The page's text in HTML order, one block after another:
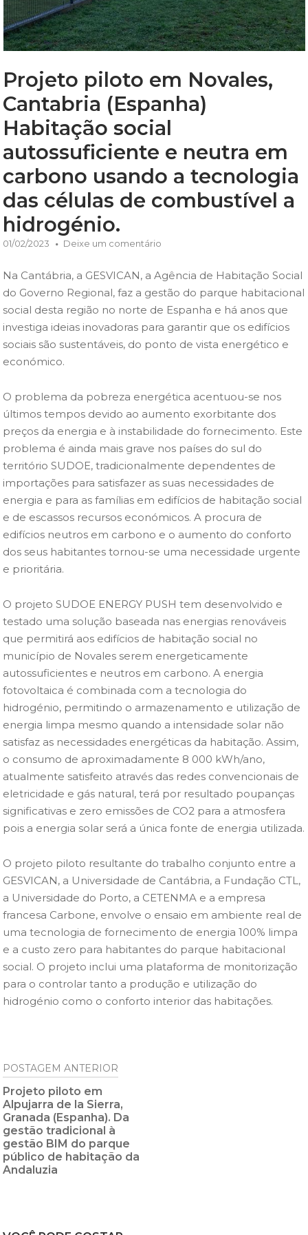
Projeto piloto em Novales,
Cantabria (Espanha)
Habitação social
autossuficiente e neutra em
carbono usando a tecnologia
das células de combustível a
hidrogénio.
01/02/2023 Deixe um comentário
Na Cantábria, a GESVICAN, a Agência de Habitação Social
do Governo Regional, faz a gestão do parque habitacional
social desta região no norte de Espanha e há anos que
investiga ideias inovadoras para garantir que os edifícios
sociais são sustentáveis, do ponto de vista energético e
económico.
O problema da pobreza energética acentuou-se nos
últimos tempos devido ao aumento exorbitante dos
preços da energia e à instabilidade do fornecimento. Este
problema é ainda mais grave nos países do sul do
território SUDOE, tradicionalmente dependentes de
importações para satisfazer as suas necessidades de
energia e para as famílias em edifícios de habitação social
e de escassos recursos económicos. A procura de
edifícios neutros em carbono e o aumento do conforto
dos seus habitantes tornou-se uma necessidade urgente
e prioritária.
O projeto SUDOE ENERGY PUSH tem desenvolvido e
testado uma solução baseada nas energias renováveis
que permitirá aos edifícios de habitação social no
município de Novales serem energeticamente
autossuficientes e neutros em carbono. A energia
fotovoltaica é combinada com a tecnologia do
hidrogénio, permitindo o armazenamento e utilização de
energia limpa mesmo quando a intensidade solar não
satisfaz as necessidades energéticas da habitação. Assim,
o consumo de aproximadamente 8 000 kWh/ano,
atualmente satisfeito através das redes convencionais de
eletricidade e gás natural, terá por resultado poupanças
significativas e zero emissões de CO2 para a atmosfera
pois a energia solar será a única fonte de energia utilizada.
O projeto piloto resultante do trabalho conjunto entre a
GESVICAN, a Universidade de Cantábria, a Fundação CTL,
a Universidade do Porto, a CETENMA e a empresa
francesa Carbone, envolve o ensaio em ambiente real de
uma tecnologia de fornecimento de energia 100% limpa
e a custo zero para habitantes do parque habitacional
social. O projeto inclui uma plataforma de monitorização
para o controlar tanto a produção e utilização do
hidrogénio como o conforto interior das habitações.
navigation
POSTAGEM ANTERIOR
Projeto piloto em
Alpujarra de la Sierra,
Granada (Espanha). Da
gestão tradicional à
gestão BIM do parque
público de habitação da
Andaluzia